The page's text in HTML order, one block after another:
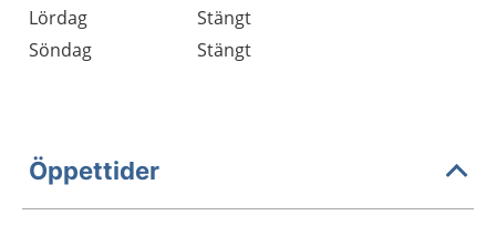
Lördag
Stängt
Söndag
Stängt
Öppettider